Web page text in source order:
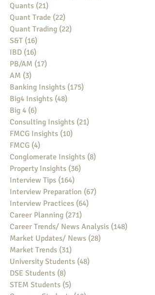
Quants (21)
Quant Trade (22)
Quant Trading (22)
S&T (16)
IBD (16)
PB/AM (17)
AM (3)
Banking Insights (175)
Big4 Insights (48)
Big 4 (6)
Consulting Insights (21)
FMCG Insights (10)
FMCG (4)
Conglomerate Insights (8)
Property Insights (36)
Interview Tips (164)
Interview Preparation (67)
Interview Practices (64)
Career Planning (271)
Career Trends/ News Analysis (148)
Market Updates/ News (28)
Market Trends (31)
University Students (48)
DSE Students (8)
STEM Students (5)